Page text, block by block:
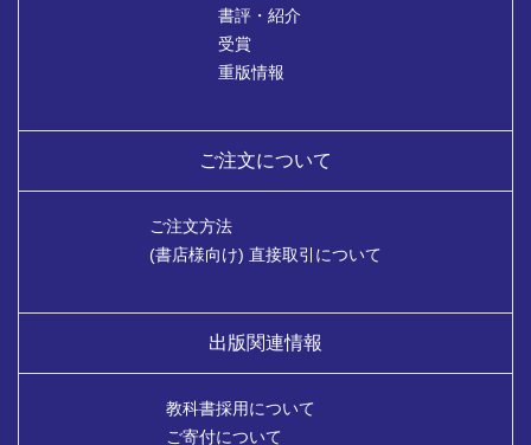
書評・紹介
受賞
重版情報
ご注文について
ご注文方法
(書店様向け) 直接取引について
出版関連情報
教科書採用について
ご寄付について